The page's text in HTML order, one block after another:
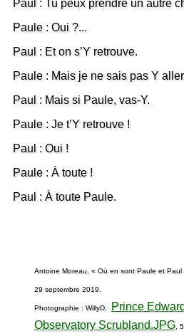
Paul : Tu peux prendre un autre
Paule : Oui ?...
Paul : Et on s’Y retrouve.
Paule : Mais je ne sais pas Y
Paul : Mais si Paule, vas-Y.
Paule : Je t’Y retrouve !
Paul : Oui !
Paule : À toute !
Paul : À toute Paule.
Antoine Moreau, « Où en sont Paule et
29 septembre 2019.
Photographie : WillyD,
Prince
Observatory Scrubland.JPG,